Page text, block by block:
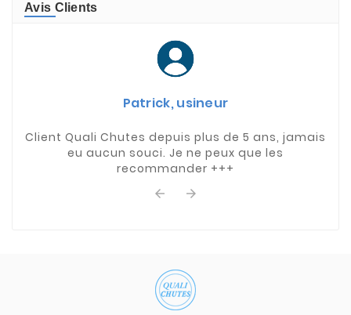
Avis Clients
Patrick, usineur
Client Quali Chutes depuis plus de 5 ans, jamais
eu aucun souci. Je ne peux que les
recommander +++
 